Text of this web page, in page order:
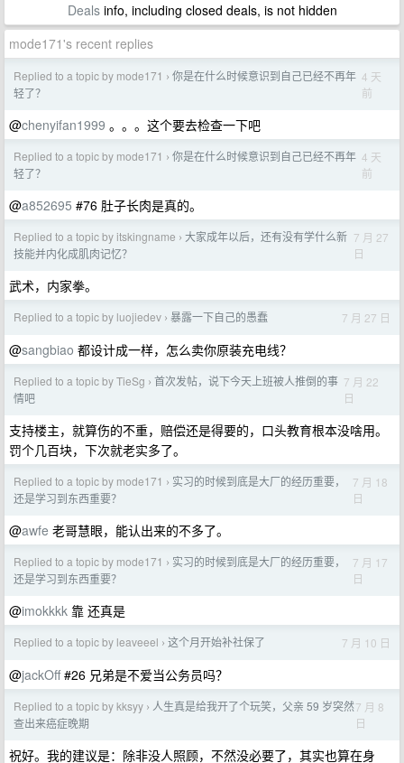
Dealsinfo, including closed deals, is not hidden
mode171's recent replies
Replied to a topic by mode171 › 你是在什么时候意识到自己已经不再年
轻了？
4 天
前
@chenyifan1999 。。。这个要去检查一下吧
Replied to a topic by mode171 › 你是在什么时候意识到自己已经不再年
轻了？
4 天
前
@a852695 #76 肚子长肉是真的。
Replied to a topic by itskingname › 大家成年以后，还有没有学什么新
技能并内化成肌肉记忆？
7 月 27
日
武术，内家拳。
Replied to a topic by luojiedev › 暴露一下自己的愚蠢 7 月 27 日
@sangbiao 都设计成一样，怎么卖你原装充电线？
Replied to a topic by TieSg › 首次发帖，说下今天上班被人推倒的事
情吧
7 月 22
日
支持楼主，就算伤的不重，赔偿还是得要的，口头教育根本没啥用。
罚个几百块，下次就老实多了。
Replied to a topic by mode171 › 实习的时候到底是大厂的经历重要，
还是学习到东西重要？
7 月 18
日
@awfe 老哥慧眼，能认出来的不多了。
Replied to a topic by mode171 › 实习的时候到底是大厂的经历重要，
还是学习到东西重要？
7 月 17
日
@imokkkk 靠 还真是
Replied to a topic by leaveeel › 这个月开始补社保了 7 月 10 日
@jackOff#26 兄弟是不爱当公务员吗？
Replied to a topic by kksyy › 人生真是给我开了个玩笑，父亲 59 岁突然
查出来癌症晚期
7 月 8
日
祝好。我的建议是：除非没人照顾，不然没必要了，其实也算在身